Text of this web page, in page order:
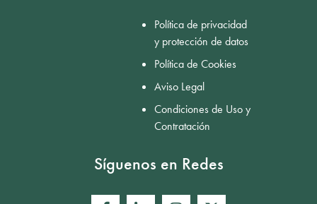
Política de privacidad
y protección de datos
Política de Cookies
Aviso Legal
Condiciones de Uso y
Contratación
Síguenos en Redes